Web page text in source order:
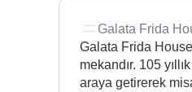
Galata Frida
Galata Frida
mekandır. 105
araya getirerek